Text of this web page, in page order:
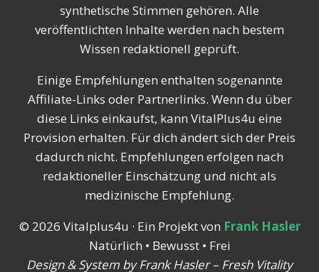
synthetische Stimmen gehören. Alle
veröffentlichten Inhalte werden nach bestem
Wissen redaktionell geprüft.
Einige Empfehlungen enthalten sogenannte
Affiliate-Links oder Partnerlinks. Wenn du über
diese Links einkaufst, kann VitalPlus4u eine
Provision erhalten. Für dich ändert sich der Preis
dadurch nicht. Empfehlungen erfolgen nach
redaktioneller Einschätzung und nicht als
medizinische Empfehlung.
© 2026 Vitalplus4u · Ein Projekt von Frank Hasler
Natürlich • Bewusst • Frei
Design & System by Frank Hasler – Fresh Vitality